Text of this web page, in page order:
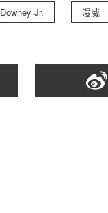
Jr. 漫威